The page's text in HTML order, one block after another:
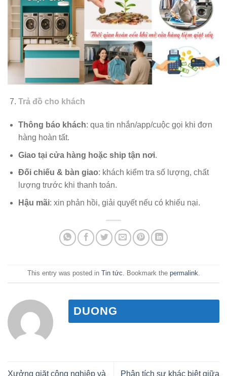
Trả đồ cho khách
Thông báo khách: qua tin nhắn/app/cuộc gọi khi đơn
hàng hoàn tất.
Giao tại cửa hàng hoặc ship tận nơi.
Đối chiếu & bàn giao: khách kiểm tra số lượng, chất
lượng trước khi thanh toán.
Hậu mãi: xin phản hồi, giải quyết nếu có khiếu nại.
This entry was posted in Tin tức. Bookmark the permalink.
DUONG
Xưởng giặt công nghiệp và
Phân tích sự khác biệt giữa